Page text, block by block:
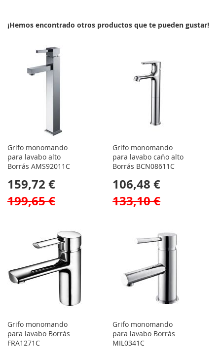
¡Hemos encontrado otros productos que te pueden gustar!
Grifo monomando
para lavabo alto
Borrás AMS92011C
159,72 €
199,65 €
Grifo monomando
para lavabo caño alto
Borrás BCN08611C
106,48 €
133,10 €
Grifo monomando
para lavabo Borrás
FRA1271C
Grifo monomando
para lavabo Borrás
MIL0341C